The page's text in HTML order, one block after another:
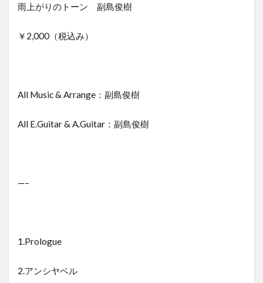
雨上がりのトーン 副島俊樹
￥2,000（税込み）
All Music & Arrange：副島俊樹
All E.Guitar & A.Guitar：副島俊樹
—–
1.Prologue
2.アンシヤベル